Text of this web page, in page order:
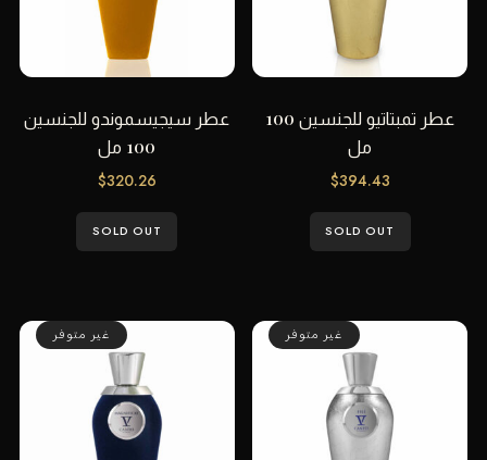
عطر تمبتاتيو للجنسين 100
مل
$394.43
SOLD OUT
عطر سيجيسموندو للجنسين
100 مل
$320.26
SOLD OUT
غير متوفر غير متوفر